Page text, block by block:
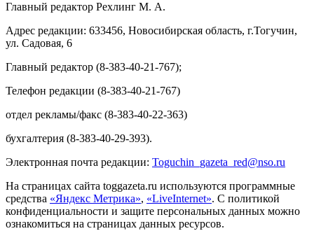
Главный редактор Рехлинг М. А.
Адрес редакции: 633456, Новосибирская область, г.Тогучин,
ул. Садовая, 6
Главный редактор (8-383-40-21-767);
Телефон редакции (8-383-40-21-767)
отдел рекламы/факс (8-383-40-22-363)
бухгалтерия (8-383-40-29-393).
Электронная почта редакции: Toguchin gazeta red@nso.ru
На страницах сайта toggazeta.ru используются программные
средства «Яндекс Метрика», «LiveInternet». С политикой
конфиденциальности и защите персональных данных можно
ознакомиться на страницах данных ресурсов.